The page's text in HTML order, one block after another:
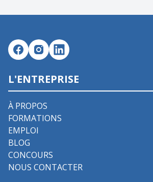
L'ENTREPRISE
À PROPOS
FORMATIONS
EMPLOI
BLOG
CONCOURS
NOUS CONTACTER